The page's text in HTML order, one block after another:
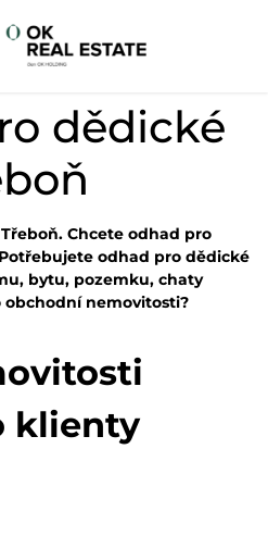
dědické
Chcete odhad pro
odhad pro dědické
bytu, pozemku, chaty
nemovitosti?
klienty